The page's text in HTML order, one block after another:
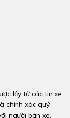
lấy từ các tin xe
chính xác quý
người bán xe.